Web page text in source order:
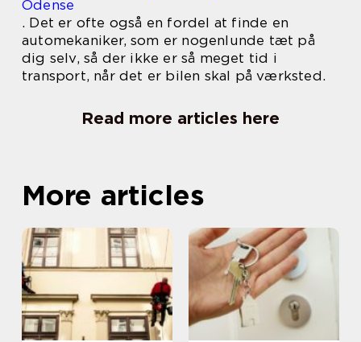
Odense
. Det er ofte også en fordel at finde en
automekaniker, som er nogenlunde tæt på
dig selv, så der ikke er så meget tid i
transport, når det er bilen skal på værksted.
Read more articles here
More articles